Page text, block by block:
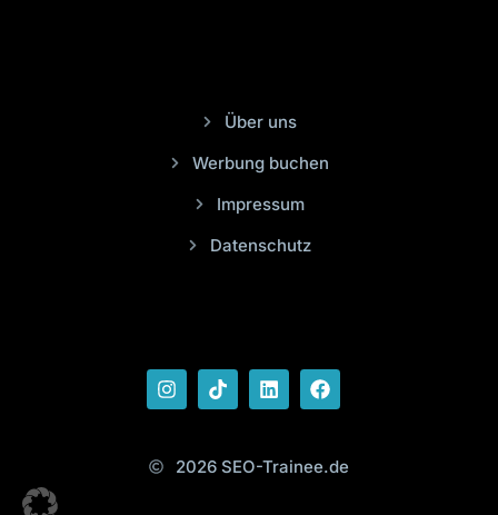
Über uns
Werbung buchen
Impressum
Datenschutz
2026 SEO-Trainee.de